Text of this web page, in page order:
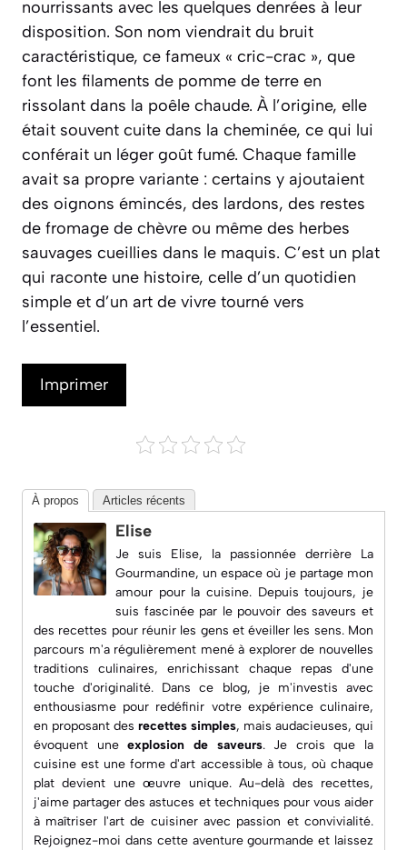
nourrissants avec les quelques denrées à leur
disposition. Son nom viendrait du bruit
caractéristique, ce fameux « cric-crac », que
font les filaments de pomme de terre en
rissolant dans la poêle chaude. À l’origine, elle
était souvent cuite dans la cheminée, ce qui lui
conférait un léger goût fumé. Chaque famille
avait sa propre variante : certains y ajoutaient
des oignons émincés, des lardons, des restes
de fromage de chèvre ou même des herbes
sauvages cueillies dans le maquis. C’est un plat
qui raconte une histoire, celle d’un quotidien
simple et d’un art de vivre tourné vers
l’essentiel.
Imprimer
À propos Articles récents
Elise
Je suis Elise, la passionnée derrière La
Gourmandine, un espace où je partage mon
amour pour la cuisine. Depuis toujours, je
suis fascinée par le pouvoir des saveurs et
des recettes pour réunir les gens et éveiller les sens. Mon
parcours m'a régulièrement mené à explorer de nouvelles
traditions culinaires, enrichissant chaque repas d'une
touche d'originalité. Dans ce blog, je m'investis avec
enthousiasme pour redéfinir votre expérience culinaire,
en proposant des recettes simples, mais audacieuses, qui
évoquent uneexplosion de saveurs. Je crois que la
cuisine est une forme d'art accessible à tous, où chaque
plat devient une œuvre unique. Au-delà des recettes,
j'aime partager des astuces et techniques pour vous aider
à maîtriser l'art de cuisiner avec passion et convivialité.
Rejoignez-moi dans cette aventure gourmande et laissez